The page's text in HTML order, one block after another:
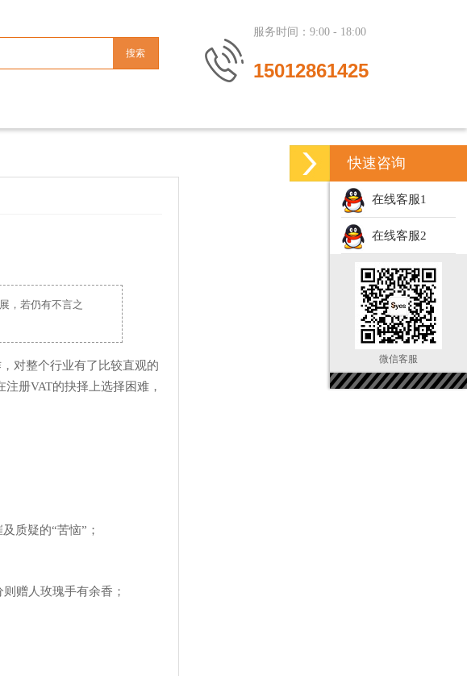
服务时间：9:00 - 18:00
15012861425
，若仍有不言之
对整个行业有了比较直观的
册VAT的抉择上选择困难，
质疑的“苦恼”；
赠人玫瑰手有余香；
快速咨询
在线客服1
在线客服2
微信客服